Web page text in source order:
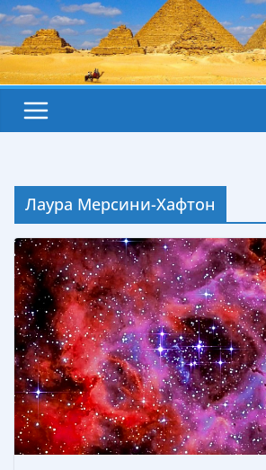
Лаура Мерсини-Хафтон